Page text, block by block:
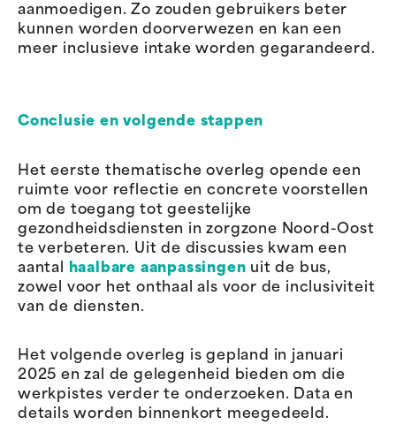
aanmoedigen. Zo zouden gebruikers beter
kunnen worden doorverwezen en kan een
meer inclusieve intake worden gegarandeerd.
Conclusie en volgende stappen
Het eerste thematische overleg opende een
ruimte voor reflectie en concrete voorstellen
om de toegang tot geestelijke
gezondheidsdiensten in zorgzone Noord-Oost
te verbeteren. Uit de discussies kwam een
aantal
haalbare aanpassingen uit de bus,
zowel voor het onthaal als voor de inclusiviteit
van de diensten.
Het volgende overleg is gepland in januari
2025 en zal de gelegenheid bieden om die
werkpistes verder te onderzoeken. Data en
details worden binnenkort meegedeeld.